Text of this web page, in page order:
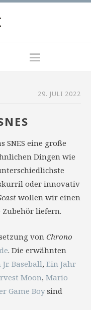
29. JULI 2022
SNES eine große
Dingen wie
oder innovativ
wollen wir einen
Zubehör liefern.
von Chrono
. Die erwähnten
Baseball, Ein Jahr
Moon, Mario
Game Boysind